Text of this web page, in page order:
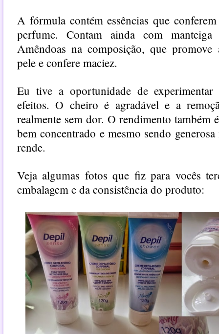
A fórmula contém essências que
perfume. Contam ainda com
Amêndoas na composição, que promove
pele e confere maciez.
Eu tive a oportunidade de
efeitos. O cheiro é agradável e a
realmente sem dor. O rendimento também
bem concentrado e mesmo sendo
rende.
Veja algumas fotos que fiz para vocês
embalagem e da consistência do produto: